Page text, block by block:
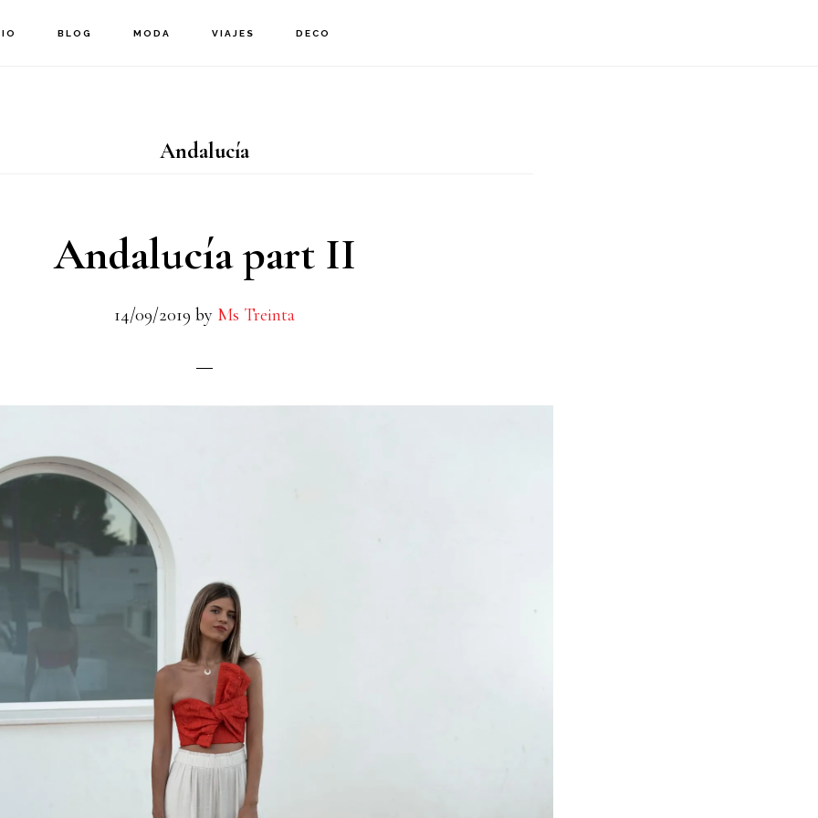
BLOG MODA VIAJES DECO
Andalucía
Andalucía part II
14/09/2019 by Ms Treinta